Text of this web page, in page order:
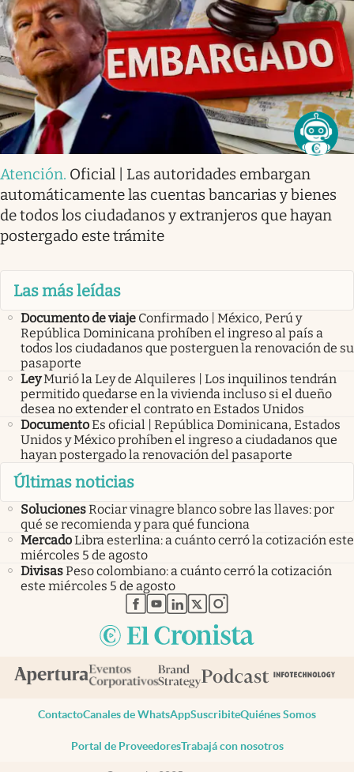
Atención. Oficial | Las autoridades embargan
automáticamente las cuentas bancarias y bienes
de todos los ciudadanos y extranjeros que hayan
postergado este trámite
Las más leídas
Documento de viaje Confirmado | México, Perú y
República Dominicana prohíben el ingreso al país a
todos los ciudadanos que posterguen la renovación de su
pasaporte
LeyMurió la Ley de Alquileres | Los inquilinos tendrán
permitido quedarse en la vivienda incluso si el dueño
desea no extender el contrato en Estados Unidos
DocumentoEs oficial | República Dominicana, Estados
Unidos y México prohíben el ingreso a ciudadanos que
hayan postergado la renovación del pasaporte
Últimas noticias
SolucionesRociar vinagre blanco sobre las llaves: por
qué se recomienda y para qué funciona
MercadoLibra esterlina: a cuánto cerró la cotización este
miércoles 5 de agosto
DivisasPeso colombiano: a cuánto cerró la cotización
este miércoles 5 de agosto
abre en nueva pestaña
abre en nueva pestaña
abre en nueva pestaña
abre en nueva pestaña
abre en nueva pestaña
ContactoCanales de WhatsAppSuscribiteQuiénes Somos
Portal de ProveedoresTrabajá con nosotros